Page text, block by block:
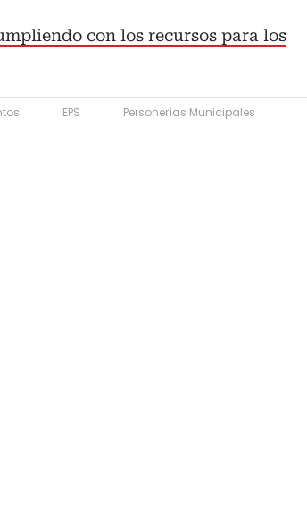
con los recursos para los
EPS
Personerías Municipales